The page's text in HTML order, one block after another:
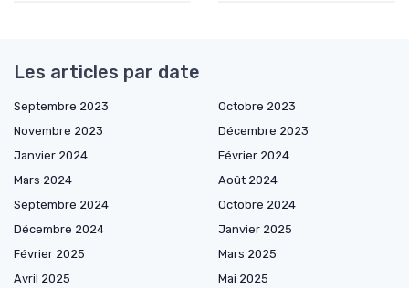
Les articles par date
Septembre 2023
Octobre 2023
Novembre 2023
Décembre 2023
Janvier 2024
Février 2024
Mars 2024
Août 2024
Septembre 2024
Octobre 2024
Décembre 2024
Janvier 2025
Février 2025
Mars 2025
Avril 2025
Mai 2025